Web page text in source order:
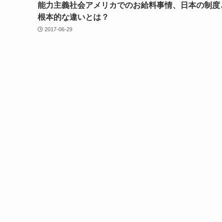
能力主義社会アメリカでのお給料事情、日本の制度
根本的な違いとは？
2017-06-29